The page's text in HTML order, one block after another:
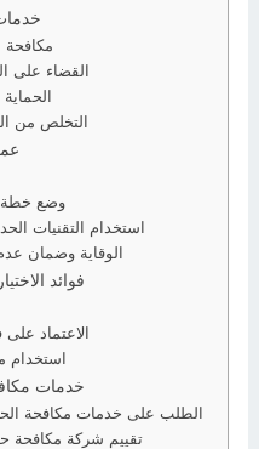
مكافحة
القضاء على
التخلص من
وضع
استخدام التقنيات
الوقاية وضمان
فوائد
الاعتماد
استخدام
خدمات
الطلب على خدمات مكافحة
تقييم شركة مكافحة